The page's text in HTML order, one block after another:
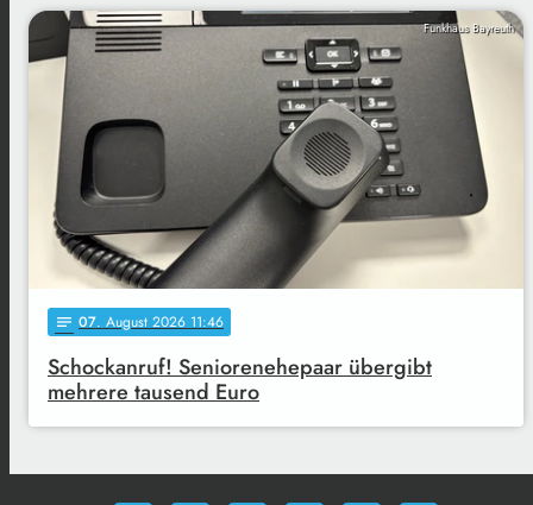
Funkhaus Bayreuth
notes 07. August 2026 11:46
Schockanruf! Seniorenehepaar übergibt
mehrere tausend Euro